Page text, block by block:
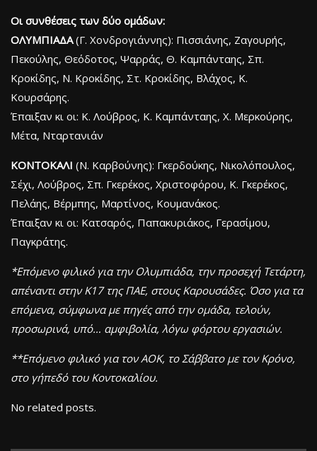
Οι συνθέσεις των δύο ομάδων:
ΟΛΥΜΠΙΑΔΑ(Γ. Χονδρογιάννης): Πισσιάνης, Ζαγουρής,
Πεκούλης, Θεόδοτος, Ψαρράς, Θ. Καμπάνταης, Σπ.
Κροκίδης, Ν. Κροκίδης, Στ. Κροκίδης, Βλάχος, Κ.
Κουρσάρης.
Έπαιξαν κι οι: Κ. Λούβρος, Κ. Καμπάνταης, Χ. Μερκούρης,
Μέτα, Νταρτανιάν
ΚΟΝΤΟΚΑΛΙ (Ν. Καρβούνης): Γκερδούκης, Νικολόπουλος,
Σέχι, Λούβρος, Σπ. Γκερέκος, Χριστοφόρου, Κ. Γκερέκος,
Πελάης, Βέρμπης, Μαρτίνος, Κουμανάκος.
Έπαιξαν κι οι: Κατσαρός, Παπακυριάκος, Γερασίμου,
Παγκράτης.
*Επόμενο φιλικό για την Ολυμπιάδα, την προσεχή Τετάρτη,
απέναντι στην Κ17 της ΠΑΕ, στους Καρουσάδες. Όσο για τα
επόμενα, σύμφωνα με πηγές από την ομάδα, τελούν,
προσωρινά, υπό… αμφιβολία, λόγω φόρτου εργασιών.
**Επόμενο φιλικό για τον ΑΟΚ, το Σάββατο με τον Κρόνο,
στο γήπεδό του Κοντοκαλίου.
No related posts.